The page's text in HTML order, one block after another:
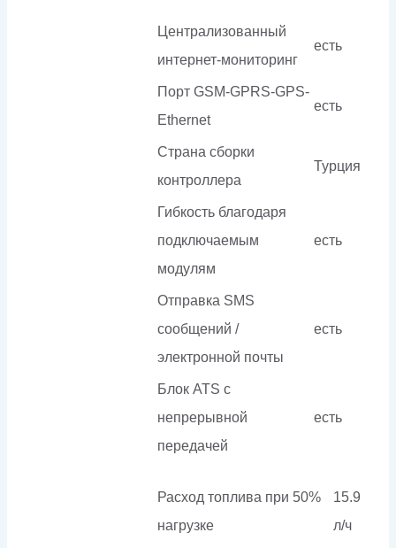
Централизованный
интернет-мониторинг
есть
Порт GSM-GPRS-GPS-
Ethernet
есть
Страна сборки
контроллера
Турция
Гибкость благодаря
подключаемым
модулям
есть
Отправка SMS
сообщений /
электронной почты
есть
Блок ATS с
непрерывной
передачей
есть
Расход топлива при 50%
нагрузке
15.9
л/ч